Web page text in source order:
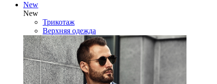
New
New
Трикотаж
Верхняя одежда